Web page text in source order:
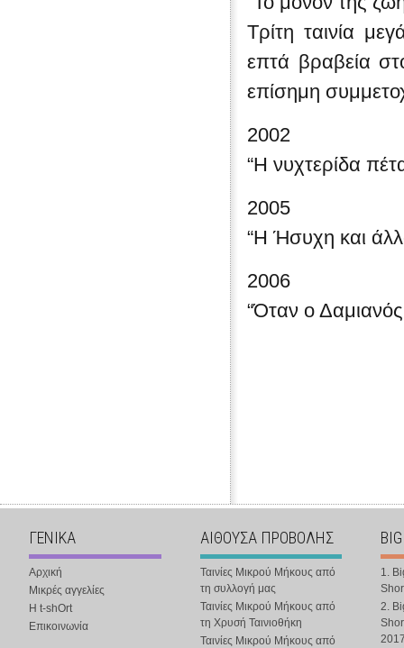
Τρίτη ταινία
επτά βραβεία
επίσημη
2002
“Η νυχτερίδα
2005
“Η Ήσυχη και
2006
“Όταν ο
ΓΕΝΙΚΑ
Αρχική
Μικρές αγγελίες
Η t-shOrt
Επικοινωνία
ΑΙΘΟΥΣΑ ΠΡΟΒΟΛΗΣ
Ταινίες Μικρού Μήκους από
τη συλλογή μας
Ταινίες Μικρού Μήκους από
τη Χρυσή Ταινιοθήκη
Ταινίες Μικρού Μήκους από
1.
2.